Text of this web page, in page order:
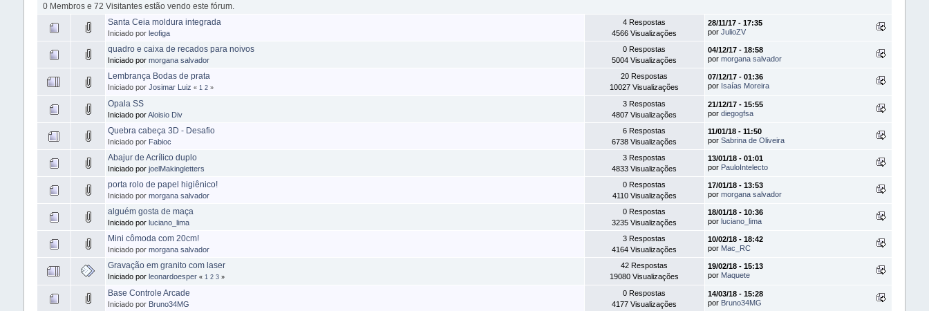
0 Membros e 72 Visitantes estão vendo este fórum.
Santa Ceia moldura integrada
Iniciado por leofiga
4 Respostas
4566 Visualizações
28/11/17 - 17:35
por JulioZV
quadro e caixa de recados para noivos
Iniciado por morgana salvador
0 Respostas
5004 Visualizações
04/12/17 - 18:58
por morgana salvador
Lembrança Bodas de prata
Iniciado por Josimar Luiz « 1 2»
20 Respostas
10027 Visualizações
07/12/17 - 01:36
por Isaías Moreira
Opala SS
Iniciado porAloisio Div
3 Respostas
4807 Visualizações
21/12/17 - 15:55
por diegogfsa
Quebra cabeça 3D - Desafio
Iniciado por Fabioc
6 Respostas
6738 Visualizações
11/01/18 - 11:50
por Sabrina de Oliveira
Abajur de Acrílico duplo
Iniciado por joelMakingletters
3 Respostas
4833 Visualizações
13/01/18 - 01:01
por PauloIntelecto
porta rolo de papel higiênico!
Iniciado por morgana salvador
0 Respostas
4110 Visualizações
17/01/18 - 13:53
por morgana salvador
alguém gosta de maça
Iniciado por luciano_lima
0 Respostas
3235 Visualizações
18/01/18 - 10:36
por luciano_lima
Mini cômoda com 20cm!
Iniciado por morgana salvador
3 Respostas
4164 Visualizações
10/02/18 - 18:42
por Mac_RC
Gravação em granito com laser
Iniciado por leonardoesper « 1 2 3»
42 Respostas
19080 Visualizações
19/02/18 - 15:13
por Maquete
Base Controle Arcade
Iniciado por Bruno34MG
0 Respostas
4177 Visualizações
14/03/18 - 15:28
por Bruno34MG